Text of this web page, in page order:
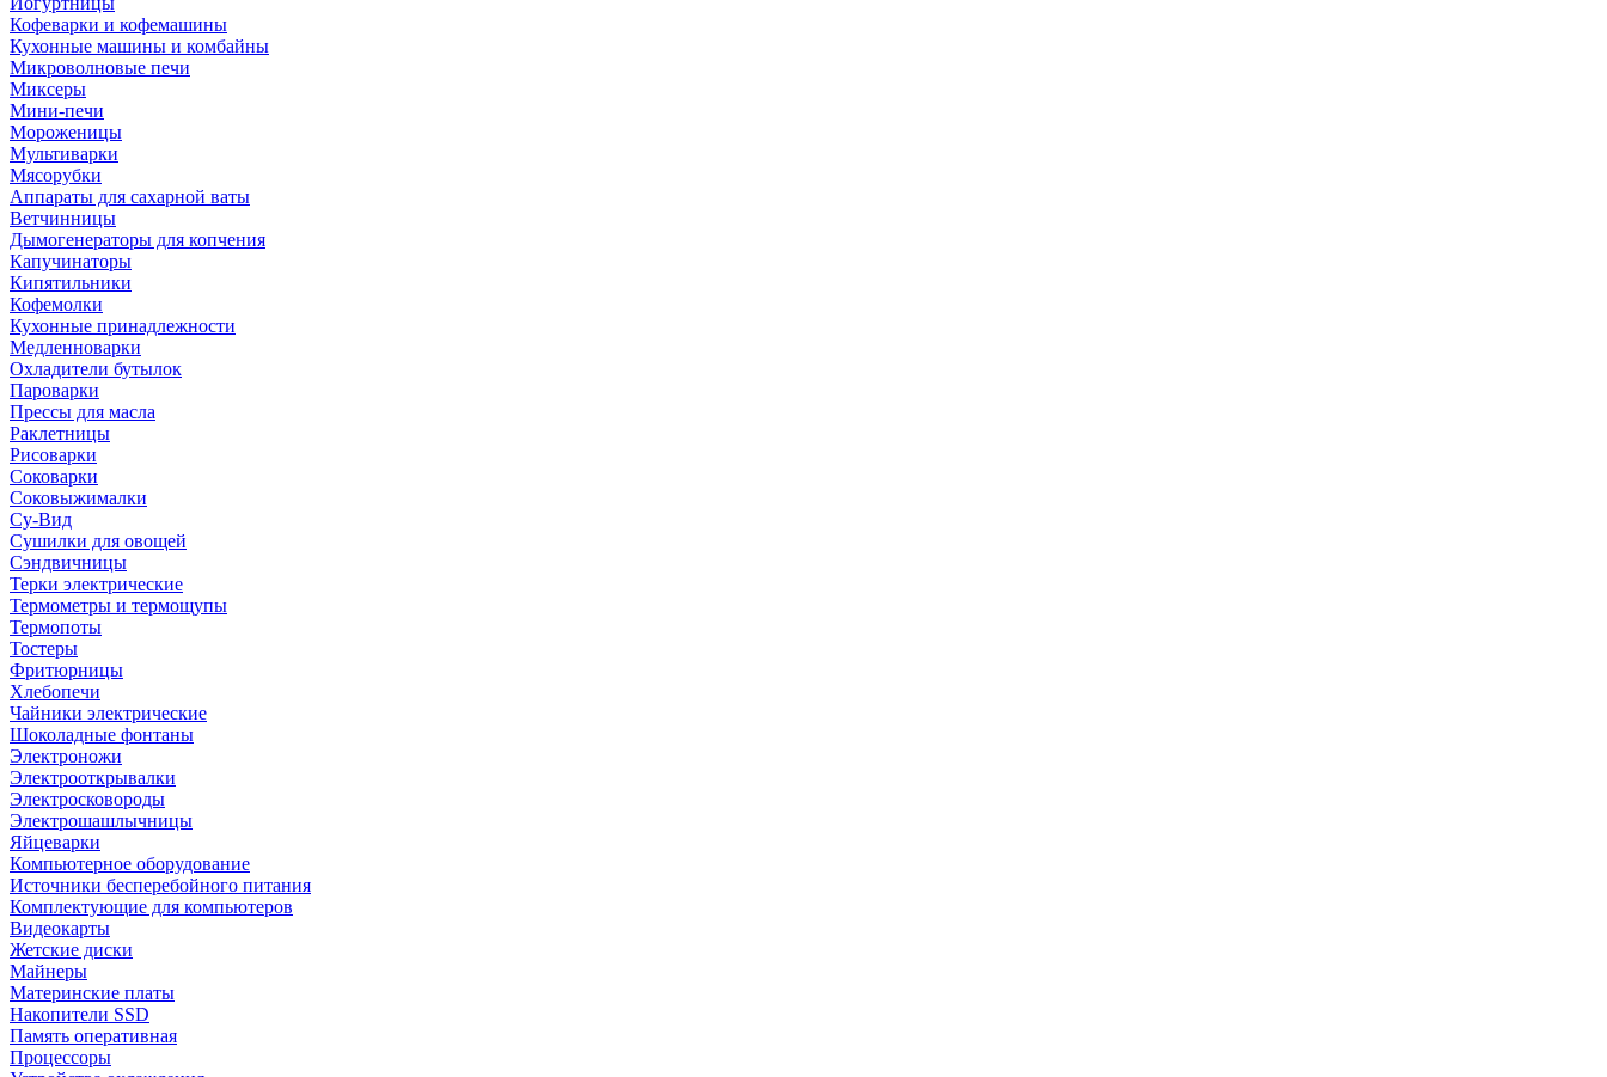
Кофеварки и кофемашины
Кухонные машины и комбайны
Микроволновые печи
Миксеры
Мини-печи
Мороженицы
Мультиварки
Мясорубки
Аппараты для сахарной ваты
Ветчинницы
Дымогенераторы для копчения
Капучинаторы
Кипятильники
Кофемолки
Кухонные принадлежности
Медленноварки
Охладители бутылок
Пароварки
Прессы для масла
Раклетницы
Рисоварки
Соковарки
Соковыжималки
Су-Вид
Сушилки для овощей
Сэндвичницы
Терки электрические
Термометры и термощупы
Термопоты
Тостеры
Фритюрницы
Хлебопечи
Чайники электрические
Шоколадные фонтаны
Электроножи
Электрооткрывалки
Электросковороды
Электрошашлычницы
Яйцеварки
Компьютерное оборудование
Источники бесперебойного питания
Комплектующие для компьютеров
Видеокарты
Жетские диски
Майнеры
Материнские платы
Накопители SSD
Память оперативная
Процессоры